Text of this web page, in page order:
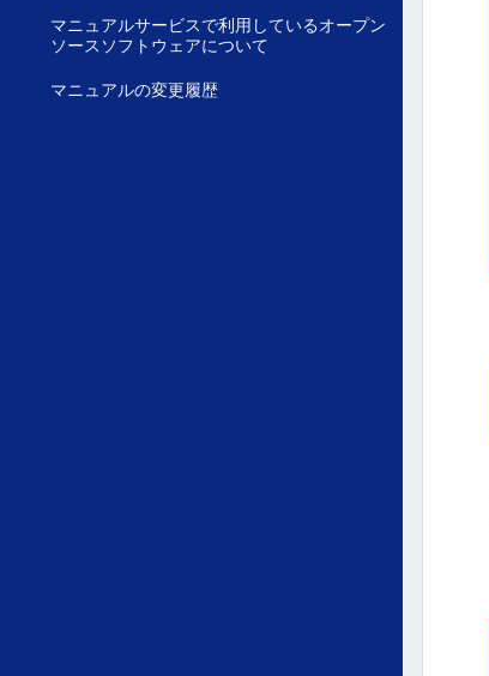
マニュアルサービスで利用しているオープン
ソースソフトウェアについて
マニュアルの変更履歴